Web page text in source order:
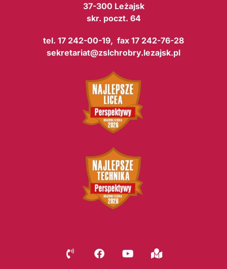
37-300 Leżajsk
skr. poczt. 64
tel. 17 242-00-19, fax 17 242-76-28
sekretariat@zslchrobry.lezajsk.pl